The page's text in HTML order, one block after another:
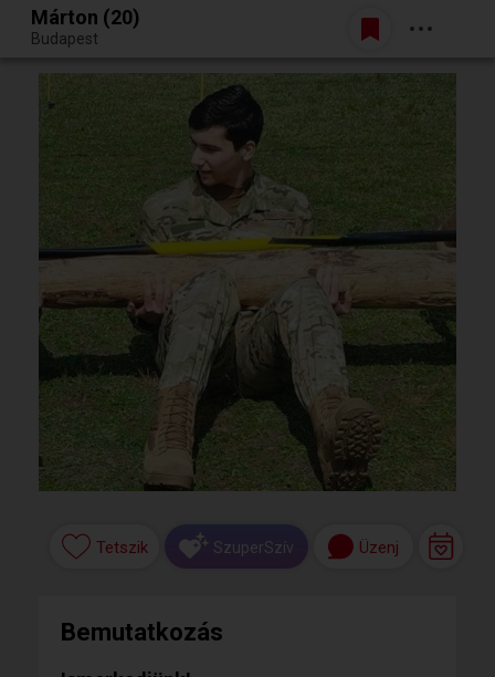
Egy jó randiból bármi lehet.
Belépés
Márton (20)
Budapest
Tetszik SzuperSzív Üzenj
Bemutatkozás